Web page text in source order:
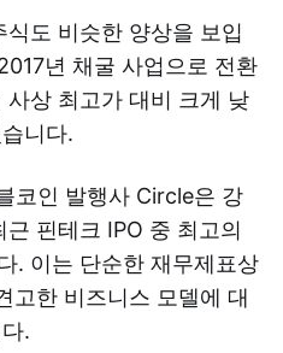
도 비슷한 양상을 보입
년 채굴 사업으로 전환
상 최고가 대비 크게 낮
니다.
코인 발행사 Circle은 강
핀테크 IPO 중 최고의
. 이는 단순한 재무제표상
고한 비즈니스 모델에 대
.